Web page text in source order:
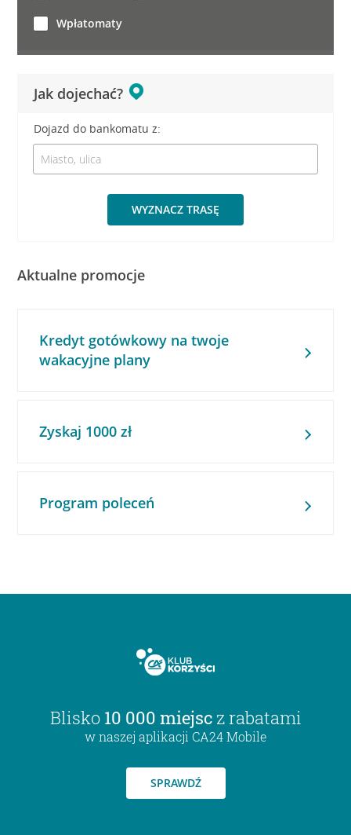
Jak dojechać?
Dojazd do bankomatu z:
WYZNACZ TRASĘ
Wpłatomaty
Aktualne promocje
Kredyt gotówkowy na twoje
wakacyjne plany
Zyskaj 1000 zł
Program poleceń
Blisko 10 000 miejsc z rabatami
w naszej aplikacji CA24 Mobile
SPRAWDŹ